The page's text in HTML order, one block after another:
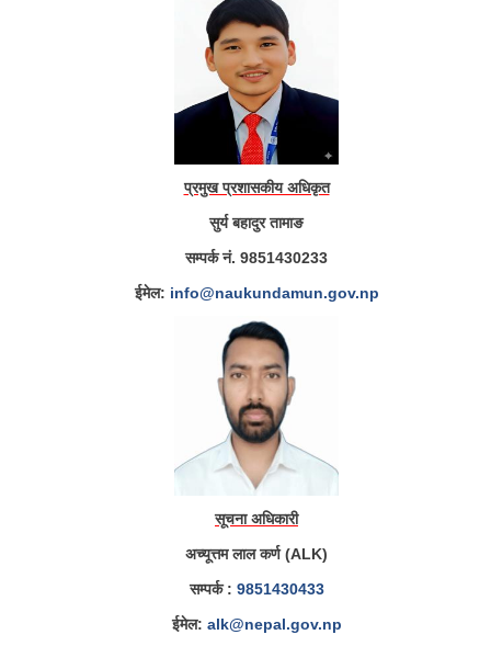
प्रमुख प्रशासकीय अधिकृत
सुर्य बहादुर तामाङ
सम्पर्क नं. 9851430233
ईमेल: info@naukundamun.gov.np
सूचना अधिकारी
अच्यूत्तम लाल कर्ण (ALK)
सम्पर्क : 9851430433
ईमेल: alk@nepal.gov.np